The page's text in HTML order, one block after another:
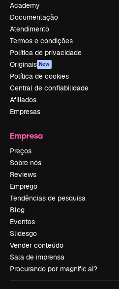
Academy
Documentação
Atendimento
Termos e condições
Política de privacidade
Originais New
Política de cookies
Central de confiabilidade
Afiliados
Empresas
Empresa
Preços
Sobre nós
Reviews
Emprego
Tendências de pesquisa
Blog
Eventos
Slidesgo
Vender conteúdo
Sala de imprensa
Procurando por magnific.ai?